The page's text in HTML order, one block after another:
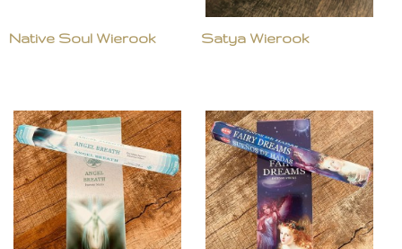
Native Soul Wierook Satya Wierook